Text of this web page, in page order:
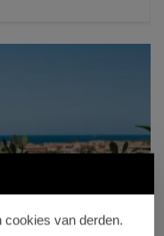
cookies van derden.